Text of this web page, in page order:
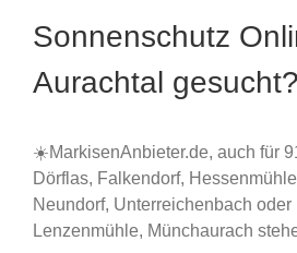
Sonnenschutz
Aurachtal gesucht?
☀️MarkisenAnbieter.de, auch für
Dörflas, Falkendorf,
Neundorf, Unterreichenbach oder
Lenzenmühle, Münchaurach